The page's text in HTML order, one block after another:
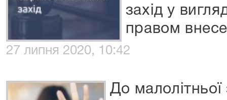
захід у
правом
27 липня 2020, 10:42
До